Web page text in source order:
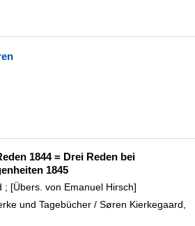
1844 = Drei Reden bei
1845
; [Übers. von Emanuel Hirsch]
und Tagebücher / Søren Kierkegaard,